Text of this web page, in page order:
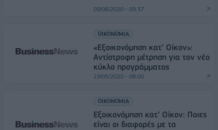
09/06/2020 - 09:37
ΟΙΚΟΝΟΜΙΑ
«Εξοικονόμηση κατ’ Οίκον»:
Αντίστροφη μέτρηση για τον νέο
κύκλο προγράμματος
19/05/2020 - 08:00
ΟΙΚΟΝΟΜΙΑ
Εξοικονόμηση κατ’ Οίκον: Ποιες
είναι οι διαφορές με τα